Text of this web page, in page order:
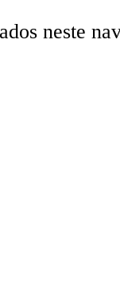
neste